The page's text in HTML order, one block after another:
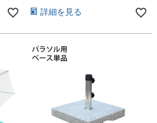
詳細を見る